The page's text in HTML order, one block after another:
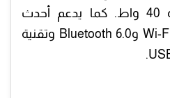
العكسي السلكي بقدرة 40 واط. كما يدعم أحدث
تقنيات الاتصال مثل Wi-Fi 7 وBluetooth 6.0 وتقنية